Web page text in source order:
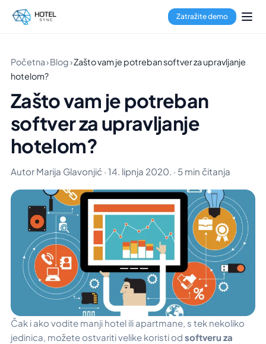
Zatražite demo
Početna›Blog›Zašto vam je potreban softver za upravljanje
hotelom?
Zašto vam je potreban
softver za upravljanje
hotelom?
Autor Marija Glavonjić · 14. lipnja 2020. · 5 min čitanja
Čak i ako vodite manji hotel ili apartmane, s tek nekoliko
jedinica, možete ostvariti velike koristi od softveru za